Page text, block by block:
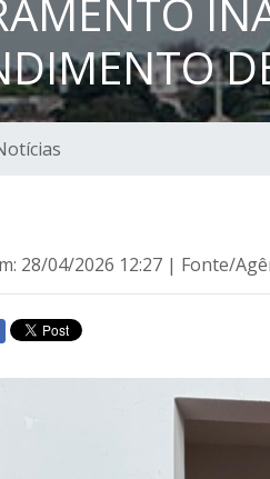
28/04/2026 12:27 | Fonte/